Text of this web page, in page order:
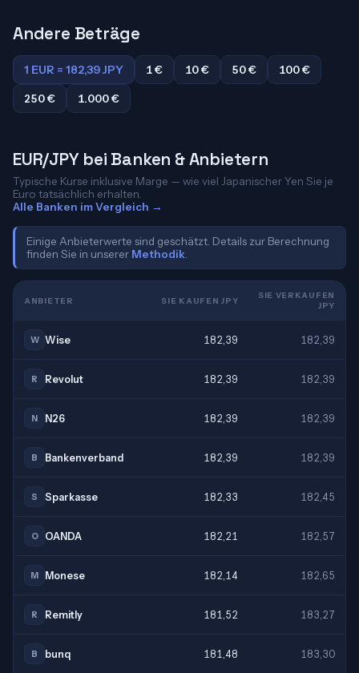
Andere Beträge
1 EUR = 182,39 JPY 1 € 10 € 50 €
100 €
250 €
1.000 €
EUR/JPY bei Banken & Anbietern
Typische Kurse inklusive Marge — wie viel Japanischer Yen Sie je
Euro tatsächlich erhalten.
Alle Banken im Vergleich →
Einige Anbieterwerte sind geschätzt. Details zur Berechnung
finden Sie in unserer Methodik
ANBIETER SIE KAUFEN JPY
SIE VERKAUFEN
JPY
W Wise 182,39 182,39
R Revolut 182,39 182,39
N N26 182,39 182,39
B Bankenverband 182,39 182,39
S Sparkasse 182,33 182,45
O OANDA 182,21 182,57
M Monese 182,14 182,65
R Remitly 181,52 183,27
B bunq 181,48 183,30